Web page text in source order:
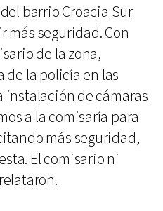
barrio Croacia Sur
más seguridad. Con
de la zona,
la policía en las
de cámaras
a la comisaría para
más seguridad,
El comisario ni